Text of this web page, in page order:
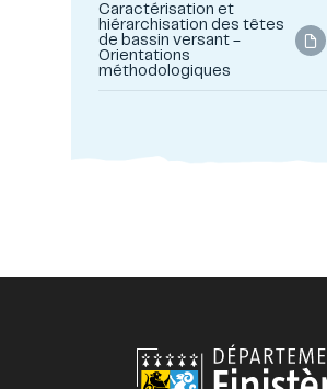
Caractérisation et
hiérarchisation des têtes
de bassin versant -
Orientations
méthodologiques